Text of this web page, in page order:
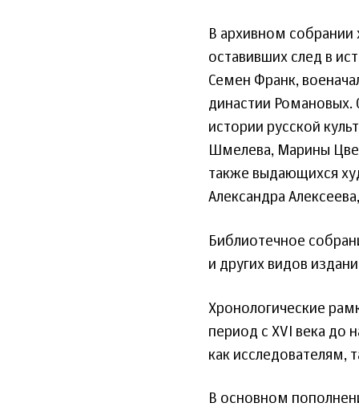
В архивном собрании
оставивших след в
Семен Франк,
династии Романовых.
истории русской
Шмелева, Марины
также выдающихся
Александра
Библиотечное
и других видов
Хронологические
период с ХVI века до
как исследователям,
В основном